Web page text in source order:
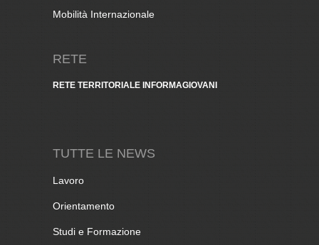
Mobilità Internazionale
RETE
RETE TERRITORIALE INFORMAGIOVANI
TUTTE LE NEWS
Lavoro
Orientamento
Studi e Formazione